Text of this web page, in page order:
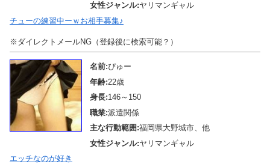
女性ジャンル:ヤリマンギャル
チューの練習中ーｗお相手募集♪
※ダイレクトメールNG（登録後に検索可能？）
名前:ぴゅー
年齢:22歳
身長:146～150
職業:派遣関係
主な行動範囲:福岡県大野城市、他
女性ジャンル:ヤリマンギャル
エッチなのが好き